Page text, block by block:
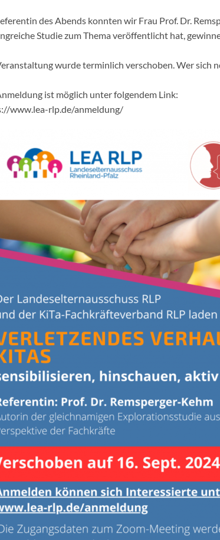
des Abends konnten wir Frau Prof. Dr.
Studie zum Thema veröffentlicht hat,
wurde terminlich verschoben. Wer sich
ist möglich unter folgendem Link:
www.lea-rlp.de/anmeldung/